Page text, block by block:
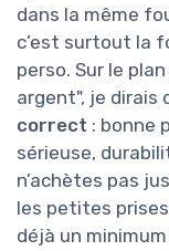
dans la même
c’est surtout la
perso. Sur le
argent", je dirais
correct : bonne
sérieuse,
n’achètes pas
les petites
déjà un